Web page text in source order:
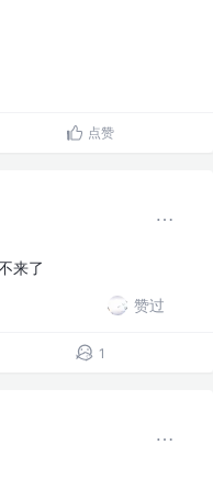
点赞
来了
赞过
1